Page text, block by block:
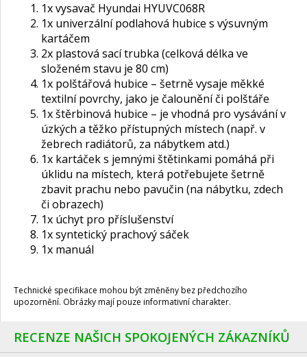
1x vysavač Hyundai HYUVC068R
1x univerzální podlahová hubice s výsuvným
kartáčem
2x plastová sací trubka (celková délka ve
složeném stavu je 80 cm)
1x polštářová hubice – šetrně vysaje měkké
textilní povrchy, jako je čalounění či polštáře
1x štěrbinová hubice – je vhodná pro vysávání v
úzkých a těžko přístupných místech (např. v
žebrech radiátorů, za nábytkem atd.)
1x kartáček s jemnými štětinkami pomáhá při
úklidu na místech, která potřebujete šetrně
zbavit prachu nebo pavučin (na nábytku, zdech
či obrazech)
1x úchyt pro příslušenství
1x syntetický prachový sáček
1x manuál
Technické specifikace mohou být změněny bez předchozího
upozornění. Obrázky mají pouze informativní charakter.
RECENZE NAŠICH SPOKOJENÝCH ZÁKAZNÍKŮ